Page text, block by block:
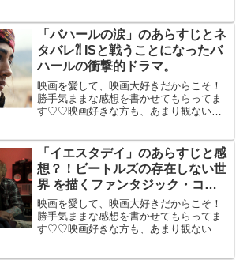
開（115分）同性愛を矯正する施設で起こ
った...
「バハールの涙」のあらすじとネ
タバレ⁈ ISと戦うことになったバ
ハールの衝撃的ドラマ。
映画を愛して、映画大好きだからこそ！
勝手気ままな感想を書かせてもらってま
す♡♡映画好きな方も、あまり観ない方
作）2019年1月19日公開（111分）息子を
ISに...
「イエスタデイ」のあらすじと感
想？！ビートルズの存在しない世
界 を描くファンタジック・コメ
ディ。
映画を愛して、映画大好きだからこそ！
勝手気ままな感想を書かせてもらってま
す♡♡映画好きな方も、あまり観ない方